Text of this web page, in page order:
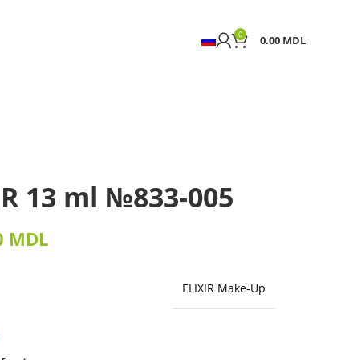
0 0.00 MDL
13 ml №833-005
MDL
ELIXIR Make-Up